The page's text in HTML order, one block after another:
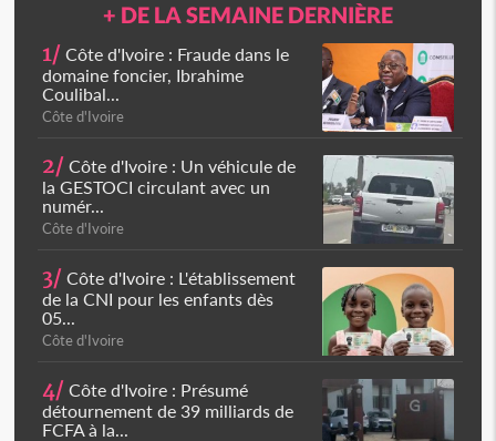
+ DE LA SEMAINE DERNIÈRE
1/ Côte d'Ivoire : Fraude dans le
domaine foncier, Ibrahime
Coulibal...
Côte d'Ivoire
2/ Côte d'Ivoire : Un véhicule de
la GESTOCI circulant avec un
numér...
Côte d'Ivoire
3/ Côte d'Ivoire : L'établissement
de la CNI pour les enfants dès
05...
Côte d'Ivoire
4/ Côte d'Ivoire : Présumé
détournement de 39 milliards de
FCFA à la...